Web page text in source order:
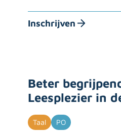
Inschrijven
Beter
Leesplezier in
Taal PO